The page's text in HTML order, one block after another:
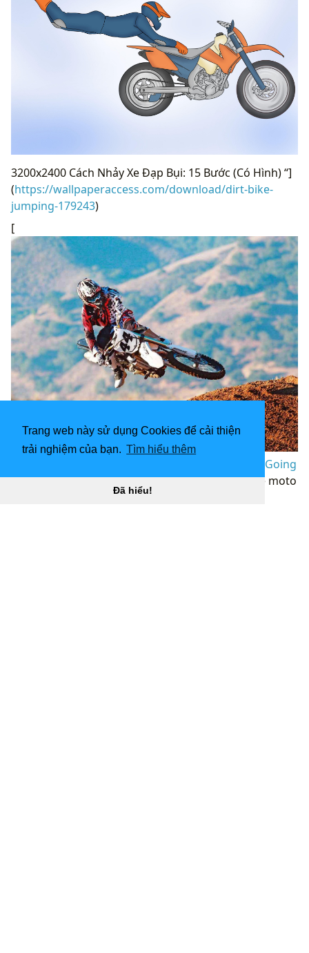
Trang web này sử dụng Cookies để cải thiện
trải nghiệm của bạn. Tìm hiểu thêm
Đã hiểu!
3200x2400 Cách Nhảy Xe Đạp Bụi: 15 Bước (Có Hình) “]
(https://wallpaperaccess.com/download/dirt-bike-
jumping-179243)
[
1264x948 Honda Dirt Bike Jumping Year Old And Going
Fast Youtube Background “](![4928x3280 Dirtbike moto
motocross đua xe mô tô honda h hình nền)